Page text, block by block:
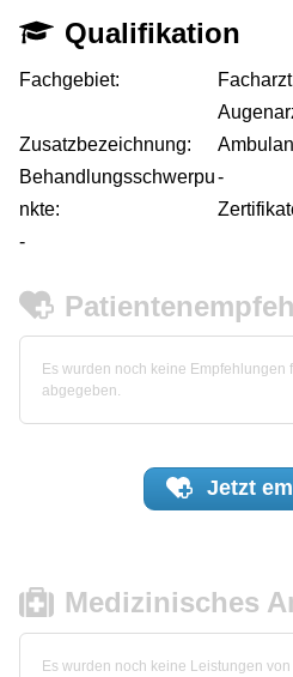
Qualifikation
Fachgebiet:
Zusatzbezeichnung:
Behandlungsschwerpu
nkte:
-
-
Es wurden noch keine Empfehlungen
abgegeben.
Jetzt
Medizinisches
Es wurden noch keine Leistungen